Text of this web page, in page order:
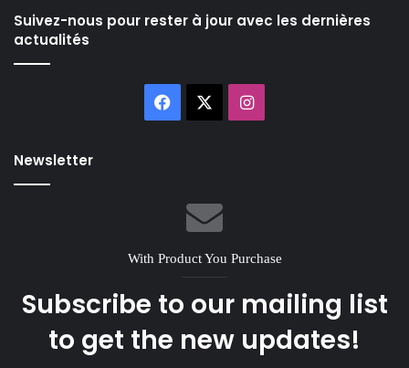
Suivez-nous pour rester à jour avec les dernières
actualités
Facebook Instagram
Newsletter
With Product You Purchase
Subscribe to our mailing list
to get the new updates!